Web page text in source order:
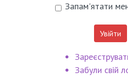
Запам'ятати
Увійти
Забули свій